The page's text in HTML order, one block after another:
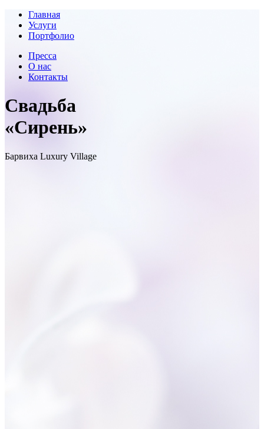
Главная
Услуги
Портфолио
Пресса
О нас
Контакты
Свадьба
«Сирень»
Барвиха Luxury Village